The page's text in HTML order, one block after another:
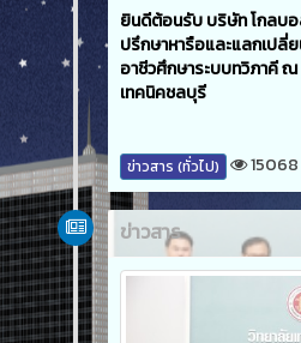
ยินดีต้อนรับ บริษัท โกลบอ
ปรึกษาหารือและแลกเปลี่
อาชีวศึกษาระบบทวิภาคี
เทคนิคชลบุรี
ข่าวสาร (ทั่วไป) 15068
ข่าวสาร